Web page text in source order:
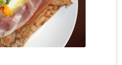
by CEDO)